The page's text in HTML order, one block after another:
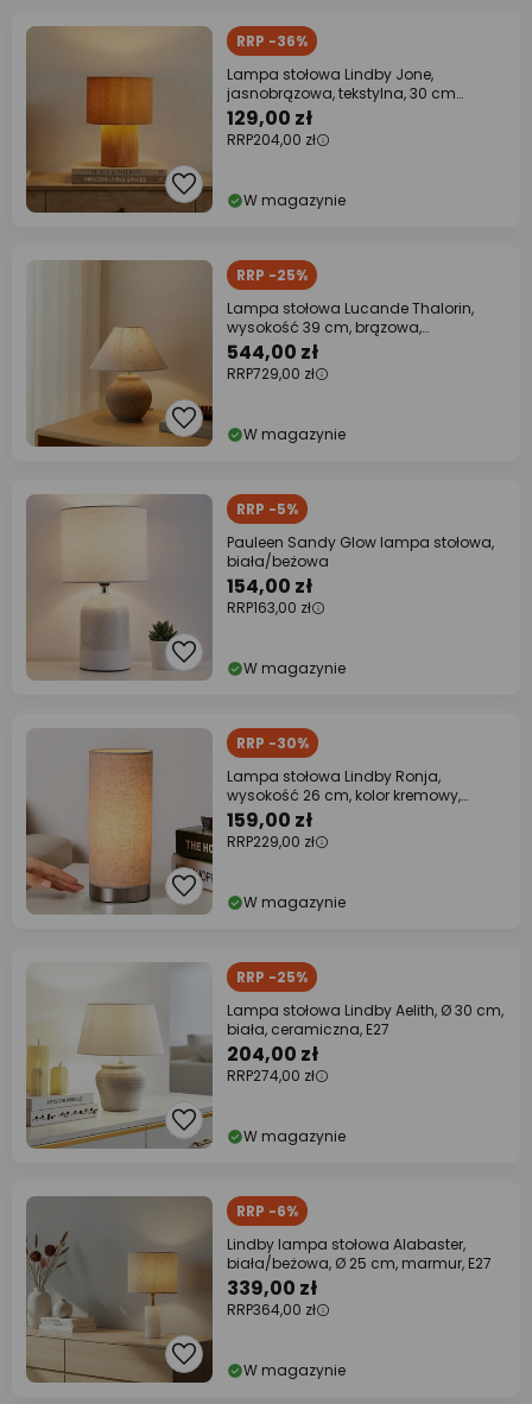
RRP -36%
Lampa stołowa Lindby Jone,
jasnobrązowa, tekstylna, 30 cm
wysokości, E27
129,00 zł
RRP204,00 zł
W magazynie
RRP -25%
Lampa stołowa Lucande Thalorin,
wysokość 39 cm, brązowa,
ceramiczna
544,00 zł
RRP729,00 zł
W magazynie
RRP -5%
Pauleen Sandy Glow lampa stołowa,
biała/beżowa
154,00 zł
RRP163,00 zł
W magazynie
RRP -30%
Lampa stołowa Lindby Ronja,
wysokość 26 cm, kolor kremowy,
tekstylna
159,00 zł
RRP229,00 zł
W magazynie
RRP -25%
Lampa stołowa Lindby Aelith, Ø 30 cm,
biała, ceramiczna, E27
204,00 zł
RRP274,00 zł
W magazynie
RRP -6%
Lindby lampa stołowa Alabaster,
biała/beżowa, Ø 25 cm, marmur, E27
339,00 zł
RRP364,00 zł
W magazynie